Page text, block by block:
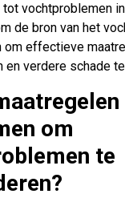
tot vochtproblemen
de bron van het
om effectieve
en verdere schade
om
te